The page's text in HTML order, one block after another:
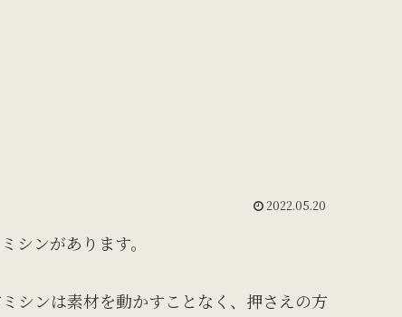
2022.05.20
シンがあります。
シンは素材を動かすことなく、押さえの方